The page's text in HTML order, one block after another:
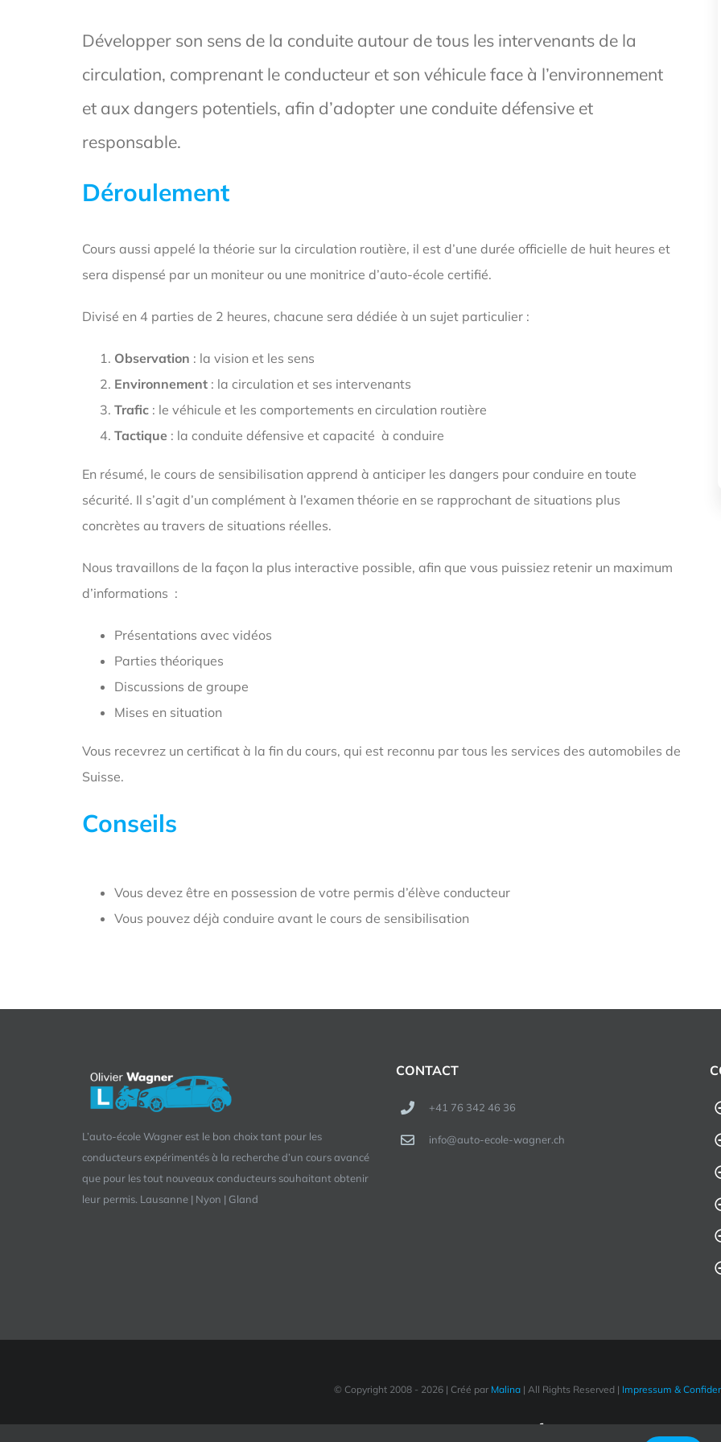
Développer son sens de la conduite autour de tous les intervenants de la
circulation, comprenant le conducteur et son véhicule face à l’environnement
et aux dangers potentiels, afin d’adopter une conduite défensive et
responsable.
Déroulement
Cours aussi appelé la théorie sur la circulation routière, il est d’une durée officielle de huit heures et
sera dispensé par un moniteur ou une monitrice d’auto-école certifié.
Divisé en 4 parties de 2 heures, chacune sera dédiée à un sujet particulier :
Observation : la vision et les sens
Environnement: la circulation et ses intervenants
Trafic: le véhicule et les comportements en circulation routière
Tactique : la conduite défensive et capacité à conduire
En résumé, le cours de sensibilisation apprend à anticiper les dangers pour conduire en toute
sécurité. Il s’agit d’un complément à l’examen théorie en se rapprochant de situations plus
concrètes au travers de situations réelles.
Nous travaillons de la façon la plus interactive possible, afin que vous puissiez retenir un maximum
d’informations :
Présentations avec vidéos
Parties théoriques
Discussions de groupe
Mises en situation
Vous recevrez un certificat à la fin du cours, qui est reconnu par tous les services des automobiles de
Suisse.
Conseils
Vous devez être en possession de votre permis d’élève conducteur
Vous pouvez déjà conduire avant le cours de sensibilisation
L’auto-école Wagner est le bon choix tant pour les
conducteurs expérimentés à la recherche d’un cours avancé
que pour les tout nouveaux conducteurs souhaitant obtenir
leur permis. Lausanne | Nyon | Gland
CONTACT
+41 76 342 46 36
info@auto-ecole-wagner.ch
© Copyright 2008 - 2026 | Créé par Malina| All Rights Reserved | Impressum &